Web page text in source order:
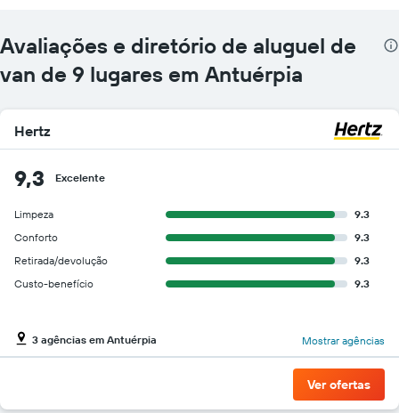
Avaliações e diretório de aluguel de
van de 9 lugares em Antuérpia
Hertz
9,3 Excelente
Limpeza
9.3
Conforto
9.3
Retirada/devolução
9.3
Custo-benefício
9.3
3 agências em Antuérpia Mostrar agências
Ver ofertas